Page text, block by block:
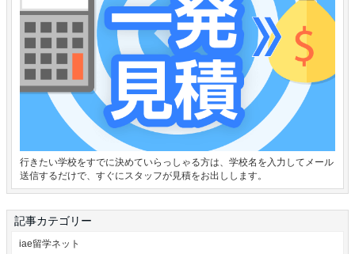
行きたい学校をすでに決めていらっしゃる方は、学校名を入力してメール
送信するだけで、すぐにスタッフが見積をお出しします。
記事カテゴリー
iae留学ネット